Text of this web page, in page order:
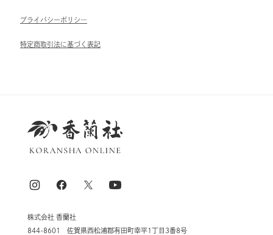
ブライパシーポリシ―
特定商取引法に基づく表記
株式会社 香蘭社
844-8601 佐賀県西松浦郡有田町幸平1丁目3番8号